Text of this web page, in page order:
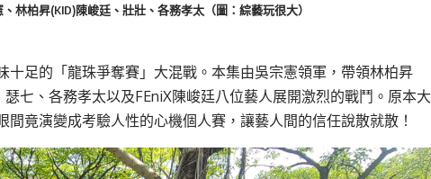
林柏昇(KID)陳峻廷、壯壯、各務孝太（圖：綜藝玩很大）
十足的「龍珠爭奪賽」大混戰。本集由吳宗憲領軍，帶領林柏昇
瑟七、各務孝太以及FEniX陳峻廷八位藝人展開激烈的戰鬥。原本大
竟演變成考驗人性的心機個人賽，讓藝人間的信任說散就散！